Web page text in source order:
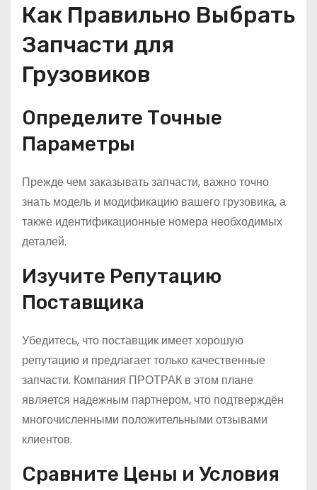
Как Правильно Выбрать
Запчасти для
Грузовиков
Определите Точные
Параметры
Прежде чем заказывать запчасти, важно точно
знать модель и модификацию вашего грузовика, а
также идентификационные номера необходимых
деталей.
Изучите Репутацию
Поставщика
Убедитесь, что поставщик имеет хорошую
репутацию и предлагает только качественные
запчасти. Компания ПРОТРАК в этом плане
является надежным партнером, что подтверждён
многочисленными положительными отзывами
клиентов.
Сравните Цены и Условия